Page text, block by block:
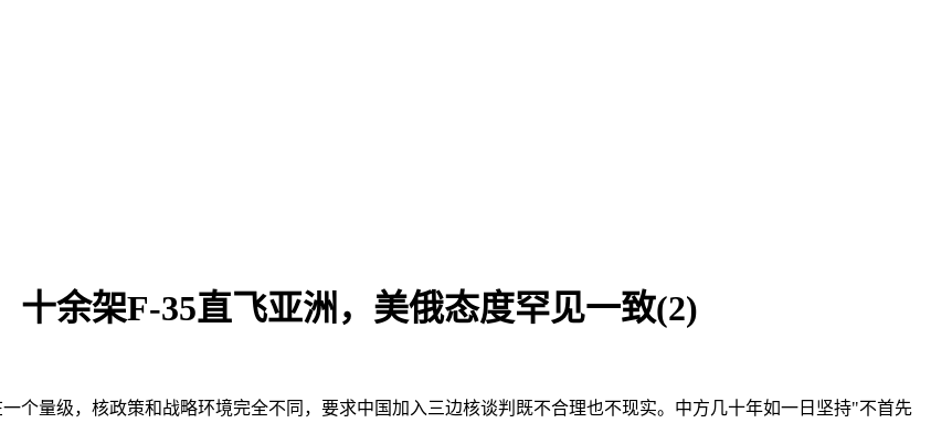
余架F-35直飞亚洲，美俄态度罕见一致(2)
个量级，核政策和战略环境完全不同，要求中国加入三边核谈判既不合理也不现实。中方几十年如一日坚持"不首先